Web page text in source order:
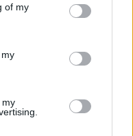
of my
my σχολεία της